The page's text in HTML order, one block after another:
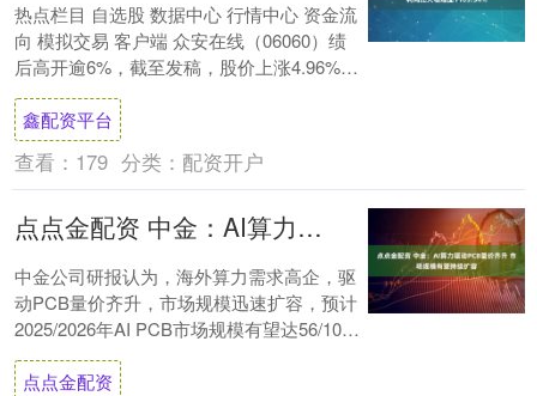
热点栏目 自选股 数据中心 行情中心 资金流
向 模拟交易 客户端 众安在线（06060）绩
后高开逾6%，截至发稿，股价上涨4.96%，
现报19.70港元，成交额....
鑫配资平台
查看： 179 分类： 配资开户
点点金配资 中金：AI算力驱动PCB量价齐升 市场规模有望持续扩容
中金公司研报认为，海外算力需求高企，驱
动PCB量价齐升，市场规模迅速扩容，预计
2025/2026年AI PCB市场规模有望达56/100
亿美元。尽管国内PCB厂....
点点金配资